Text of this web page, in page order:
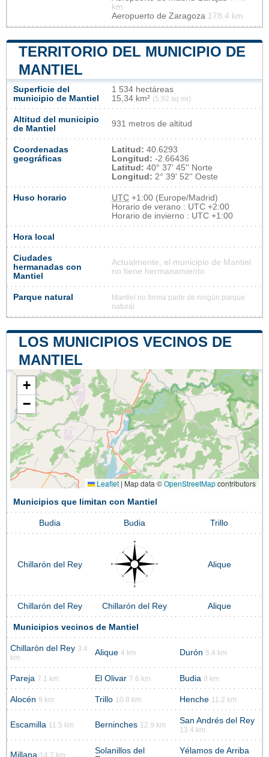
km
Aeropuerto de Zaragoza 178.4 km
TERRITORIO DEL MUNICIPIO DE
MANTIEL
Superficie del
municipio de Mantiel
1 534 hectáreas
15,34 km² (5,92 sq mi)
Altitud del municipio
de Mantiel
931 metros de altitud
Coordenadas
geográficas
Latitud: 40.6293
Longitud: -2.66436
Latitud: 40° 37' 45'' Norte
Longitud: 2° 39' 52'' Oeste
Huso horario UTC +1:00 (Europe/Madrid)
Horario de verano : UTC +2:00
Horario de invierno : UTC +1:00
Hora local
Ciudades
hermanadas con
Mantiel
Actualmente, el municipio de Mantiel
no tiene hermanamiento
Parque natural
Mantiel no forma parte de ningún parque
natural
LOS MUNICIPIOS VECINOS DE
MANTIEL
+
−
Leaflet | Map data ©OpenStreetMapcontributors
Municipios que limitan con Mantiel
Budia Budia Trillo
Chillarón del Rey Alique
Chillarón del Rey Chillarón del Rey Alique
Municipios vecinos de Mantiel
Chillarón del Rey 3.4
km
Alique 4 km Durón 5.4 km
Pareja 7.1 km El Olivar 7.6 km Budia 8 km
Alocén 9 km Trillo 10.8 km Henche 11.2 km
Escamilla 11.5 km Berninches 12.9 km San Andrés del Rey
13.4 km
Millana 14.7 km
Solanillos del
Yélamos de Arriba